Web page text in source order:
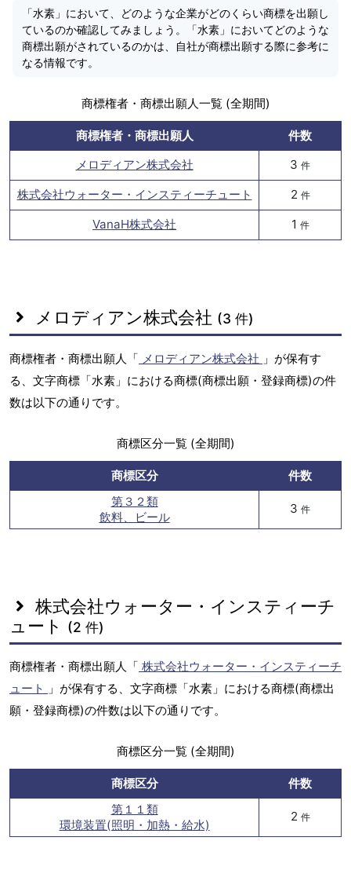
「水素」において、どのような企業がどのくらい商標を出願し
ているのか確認してみましょう。「水素」においてどのような
商標出願がされているのかは、自社が商標出願する際に参考に
なる情報です。
商標権者・商標出願人一覧 (全期間)
商標権者・商標出願人
件数
メロディアン株式会社
3 件
株式会社ウォーター・インスティーチュート 2 件
VanaH株式会社 1 件
メロディアン株式会社 (3 件)
商標権者・商標出願人「 メロディアン株式会社 」が保有す
る、文字商標「水素」における商標(商標出願・登録商標)の件
数は以下の通りです。
商標区分一覧 (全期間)
商標区分
件数
第３２類
飲料、ビール
3 件
株式会社ウォーター・インスティーチ
ュート
(2 件)
商標権者・商標出願人「 株式会社ウォーター・インスティーチ
ュート
」が保有する、文字商標「水素」における商標(商標出
願・登録商標)の件数は以下の通りです。
商標区分一覧 (全期間)
商標区分
件数
第１１類
環境装置(照明・加熱・給水)
2 件